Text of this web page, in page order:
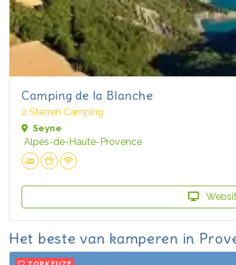
Camping de la Blanche
2 Sterren Camping
Seyne
Alpes-de-Haute-Provence
Het beste van kamperen in